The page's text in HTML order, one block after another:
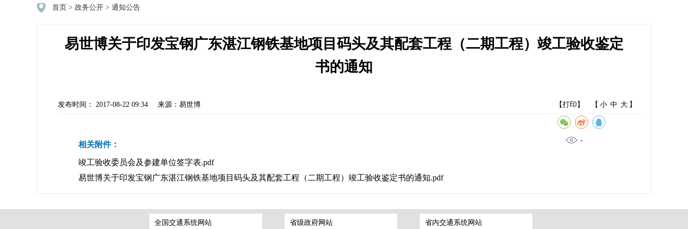
首页 > 政务公开 > 通知公告
易世博关于印发宝钢广东湛江钢铁基地项目码头及其配套工程（二期工程）竣工验收鉴定
书的通知
发布时间： 2017-08-22 09:34 来源：易世博 【打印】 【 小 中 大 】
-
相关附件：
竣工验收委员会及参建单位签字表.pdf
易世博关于印发宝钢广东湛江钢铁基地项目码头及其配套工程（二期工程）竣工验收鉴定书的通知.pdf
全国交通系统网站 省级政府网站 省内交通系统网站